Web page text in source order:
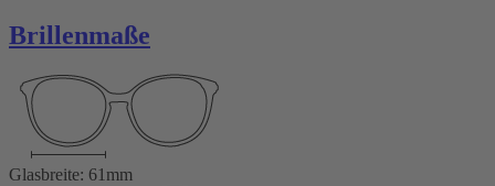
Brillenmaße
Glasbreite: 61mm